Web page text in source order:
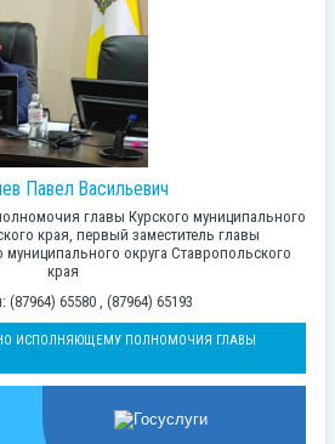
Павел Васильевич
главы Курского муниципального
края, первый заместитель главы
муниципального округа Ставропольского
края
65580 , (87964) 65193
ИСПОЛНЯЮЩЕМУ ПОЛНОМОЧИЯ ГЛАВЫ